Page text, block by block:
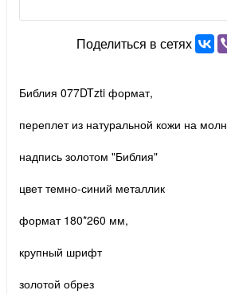
Поделиться в сетях
Библия 077DTzti формат,
переплет из натуральной кожи на
надпись золотом "Библия"
цвет темно-синий металлик
формат 180*260 мм,
крупный шрифт
золотой обрез